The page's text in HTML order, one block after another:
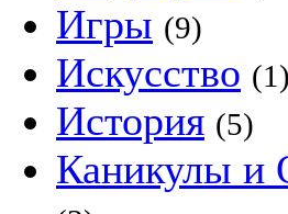
Игры (9)
Искусство (1)
История (5)
Каникулы и